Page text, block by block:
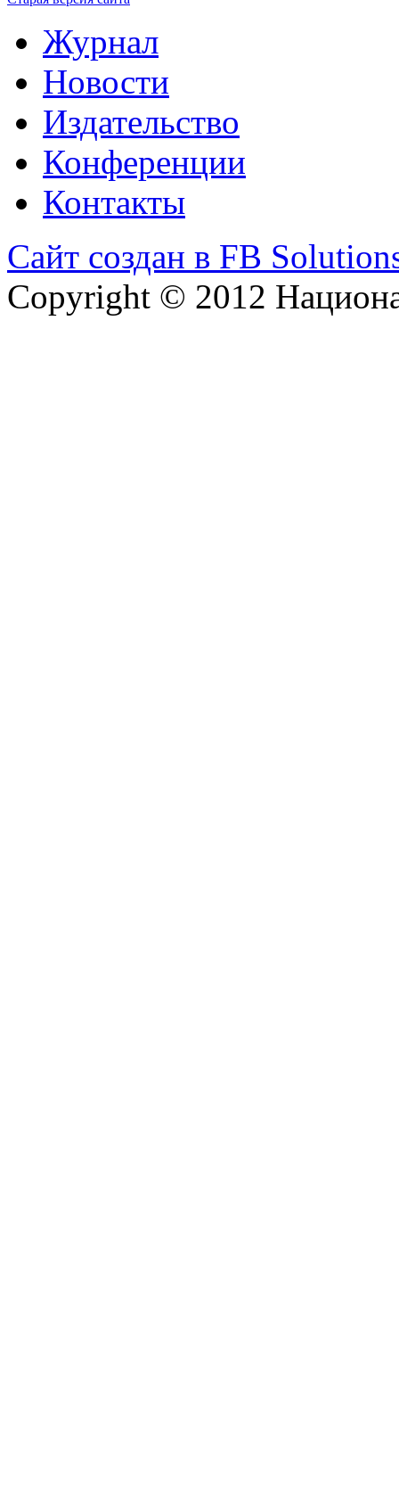
Журнал
Новости
Издательство
Конференции
Контакты
Сайт создан в FB
Copyright © 2012